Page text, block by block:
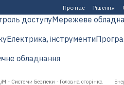
Про нас Рішення
доступуМережеве
Електрика, інструменти
обладнання
- Системи Безпеки - Головна сторінка